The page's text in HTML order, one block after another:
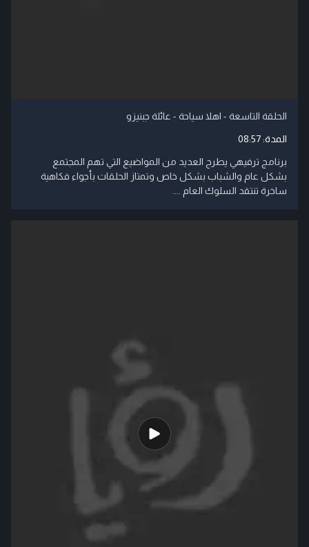
الحلقة التاسعة - اهلا سياحة - عائلة جبنيزو
المدة:08:57
برنامج ترفيهي يطرح العديد من المواضيع التي تهم المجتمع
بشكل عام والشباب بشكل خاص وتمتاز الحلقات بأجواء فكاهية
ساخرة تنتقد السلوك العام ....